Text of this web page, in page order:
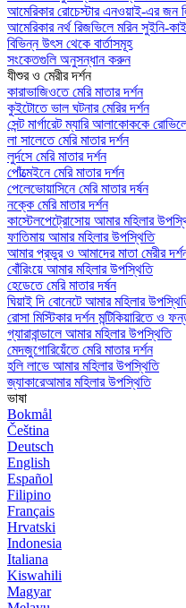
আমেরিকার রোচেস্টার এনওয়াই-এর জন
আমেরিকার নর্থ রিজভিলে মরিন সুইনি-
বিভিন্ন উৎস থেকে বার্তাসমূহ
সংকেতগুলি অনুসন্ধান করুন
যীশুর ও মেরীর দর্শন
কারাভাজিওতে মেরি মাতার দর্শন
কুইটোতে ভাল ঘটনার মেরির দর্শন
সেন্ট মার্গারেট ম্যারি আলাকোককে
লা সালেতে মেরি মাতার দর্শন
লুর্দসে মেরি মাতার দর্শন
পোঁত্মেইনে মেরি মাতার দর্শন
পেলেভোয়াসিনে মেরি মাতার দর্ষন
নক্কে মেরি মাতার দর্শন
কাস্টেলপেট্রোসোয় আমার মহিলার
ফাতিমায় আমার মহিলার উপস্থিতি
আমার প্রভুর ও আমাদের মাতা মেরীর
বোঁরিংয়ে আমার মহিলার উপস্থিতি
হেডেতে মেরি মাতার দর্ষন
ঘিয়াই দি বোনেটে আমার মহিলার
রোসা মিস্টিকার দর্শন মন্টিকিয়ারিতে ও
গ্যারাবান্ডালে আমার মহিলার উপস্থিতি
মেদজুগোরিয়েঁতে মেরি মাতার দর্শন
হলি লাভে আমার মহিলার উপস্থিতি
জ্যাকারেআমার মহিলার উপস্থিতি
ভাষা
Bokmål
Čeština
Deutsch
English
Español
Filipino
Français
Hrvatski
Indonesia
Italiana
Kiswahili
Magyar